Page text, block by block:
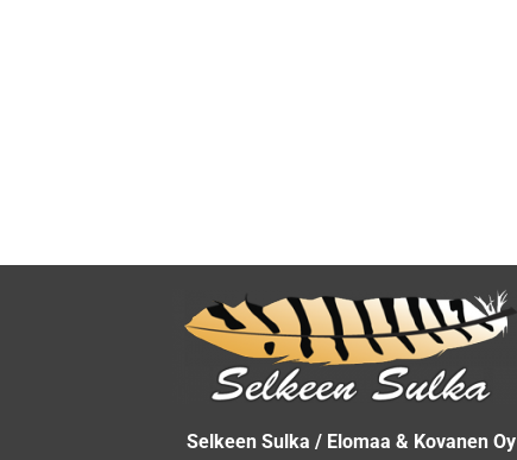
Selkeen Sulka / Elomaa & Kovanen Oy